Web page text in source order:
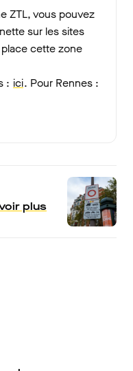
ZTL, vous pouvez
sur les sites
cette zone
: ici. Pour Rennes :
plus